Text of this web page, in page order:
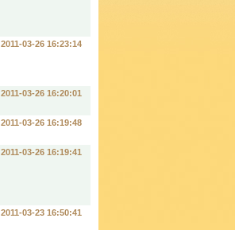
2011-03-26 16:23:14
2011-03-26 16:20:01
2011-03-26 16:19:48
2011-03-26 16:19:41
2011-03-23 16:50:41